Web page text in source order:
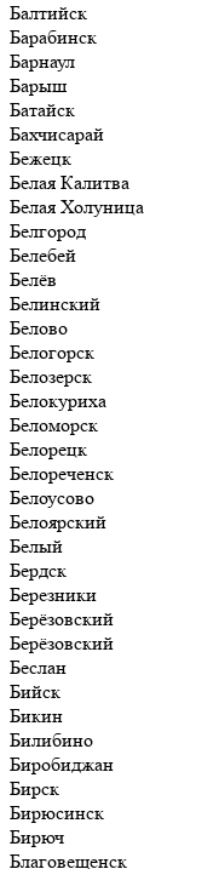
Балтийск
Барабинск
Барнаул
Барыш
Батайск
Бахчисарай
Бежецк
Белая Калитва
Белая Холуница
Белгород
Белебей
Белёв
Белинский
Белово
Белогорск
Белозерск
Белокуриха
Беломорск
Белорецк
Белореченск
Белоусово
Белоярский
Белый
Бердск
Березники
Берёзовский
Берёзовский
Беслан
Бийск
Бикин
Билибино
Биробиджан
Бирск
Бирюсинск
Бирюч
Благовещенск